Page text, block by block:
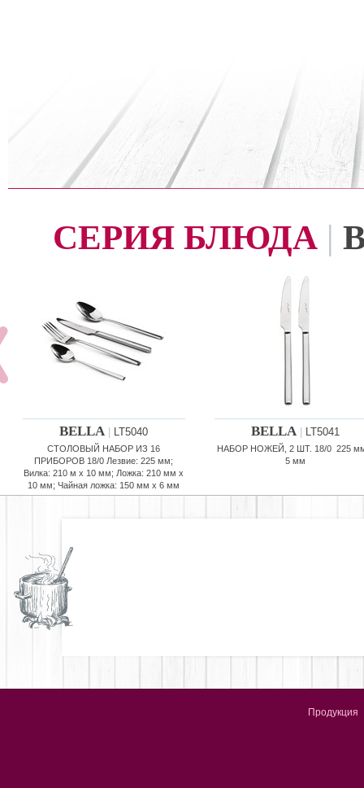
СЕРИЯ БЛЮДА |
BELLA LT5040
СТОЛОВЫЙ НАБОР ИЗ 16
ПРИБОРОВ 18/0 Лезвие: 225 мм;
Вилка: 210 м х 10 мм; Ложка: 210 мм х
10 мм; Чайная ложка: 150 мм x 6 мм
BELLA LT5041
НАБОР НОЖЕЙ, 2 ШТ. 18/0 225
5 мм
Продукция